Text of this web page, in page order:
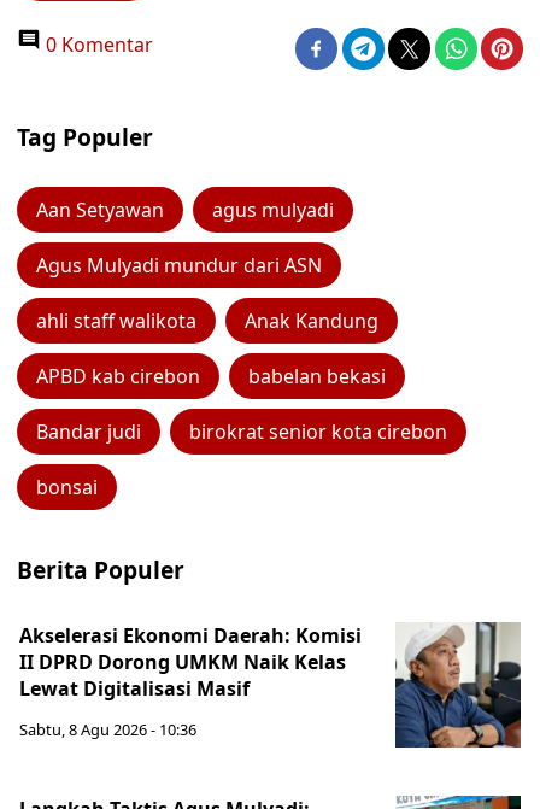
0 Komentar
Tag Populer
Aan Setyawan agus mulyadi
Agus Mulyadi mundur dari ASN
ahli staff walikota Anak Kandung
APBD kab cirebon babelan bekasi
Bandar judi birokrat senior kota cirebon
bonsai
Berita Populer
Akselerasi Ekonomi Daerah: Komisi
II DPRD Dorong UMKM Naik Kelas
Lewat Digitalisasi Masif
Sabtu, 8 Agu 2026 - 10:36